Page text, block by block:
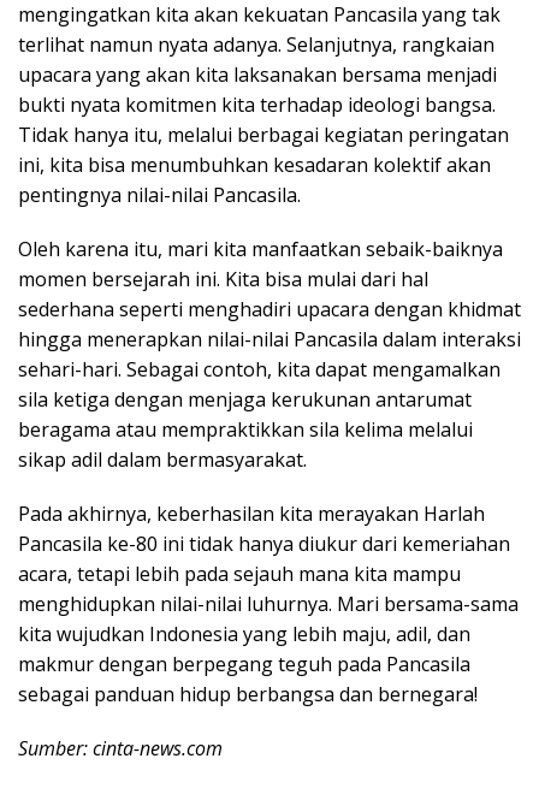
mengingatkan kita akan kekuatan Pancasila yang tak
terlihat namun nyata adanya. Selanjutnya, rangkaian
upacara yang akan kita laksanakan bersama menjadi
bukti nyata komitmen kita terhadap ideologi bangsa.
Tidak hanya itu, melalui berbagai kegiatan peringatan
ini, kita bisa menumbuhkan kesadaran kolektif akan
pentingnya nilai-nilai Pancasila.
Oleh karena itu, mari kita manfaatkan sebaik-baiknya
momen bersejarah ini. Kita bisa mulai dari hal
sederhana seperti menghadiri upacara dengan khidmat
hingga menerapkan nilai-nilai Pancasila dalam interaksi
sehari-hari. Sebagai contoh, kita dapat mengamalkan
sila ketiga dengan menjaga kerukunan antarumat
beragama atau mempraktikkan sila kelima melalui
sikap adil dalam bermasyarakat.
Pada akhirnya, keberhasilan kita merayakan Harlah
Pancasila ke-80 ini tidak hanya diukur dari kemeriahan
acara, tetapi lebih pada sejauh mana kita mampu
menghidupkan nilai-nilai luhurnya. Mari bersama-sama
kita wujudkan Indonesia yang lebih maju, adil, dan
makmur dengan berpegang teguh pada Pancasila
sebagai panduan hidup berbangsa dan bernegara!
Sumber: cinta-news.com